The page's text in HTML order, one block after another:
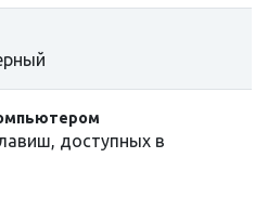
доступных в